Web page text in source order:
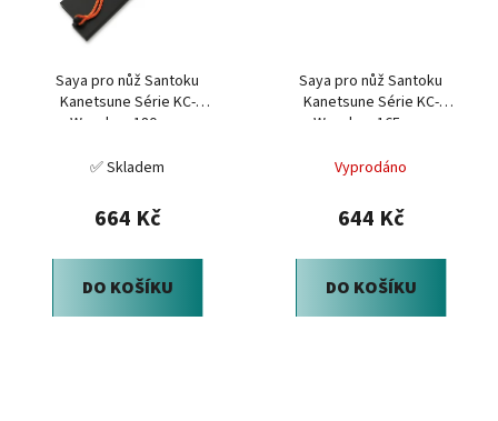
Saya pro nůž Santoku
Kanetsune Série KC-
Wooden, 180 mm
✅ Skladem
664 Kč
DO KOŠÍKU
Saya pro nůž Santoku
Kanetsune Série KC-
Wooden, 165 mm
Vyprodáno
644 Kč
DO KOŠÍKU